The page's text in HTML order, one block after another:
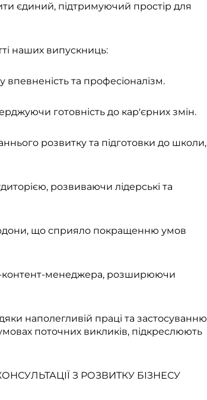
єдиний, підтримуючий простір для
наших випускниць:
та професіоналізм.
готовність до кар'єрних змін.
розвитку та підготовки до школи,
розвиваючи лідерські та
що сприяло покращенню умов
контент-менеджера, розширюючи
наполегливій праці та застосуванню
поточних викликів, підкреслюють
З РОЗВИТКУ БІЗНЕСУ